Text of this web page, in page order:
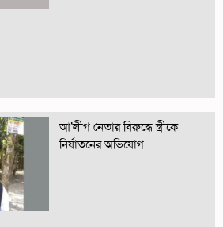
আ’লীগ নেতার বিরুদ্ধে স্ত্রীকে
নির্যাতনের অভিযোগ